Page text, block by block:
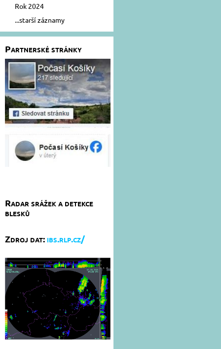
Rok 2024
...starší záznamy
Partnerské stránky
Radar srážek a detekce
blesků
Zdroj dat: ibs.rlp.cz/